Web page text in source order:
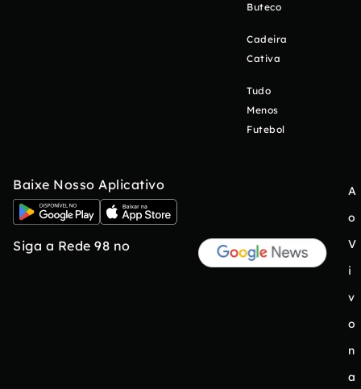
Buteco
Cadeira
Cativa
Tudo
Menos
Futebol
Baixe Nosso Aplicativo
Siga a Rede 98 no
A
o
V
i
v
o
n
a